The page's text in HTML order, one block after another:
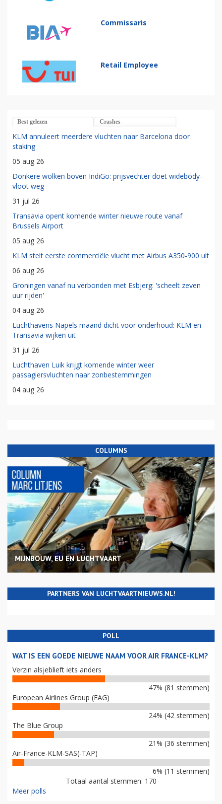
Commissaris
Retail Employee
Best gelezen Crashes
KLM annuleert meerdere vluchten naar Barcelona door
staking
05 aug 26
Donkere wolken boven IndiGo: prijsvechter doet widebody-
vloot weg
31 jul 26
Transavia opent komende winter nieuwe route vanaf
Brussels Airport
05 aug 26
KLM stelt eerste commerciële vlucht met Airbus A350-900 uit
06 aug 26
Groningen vanaf nu verbonden met Esbjerg: 'scheelt zeven
uur rijden'
04 aug 26
Luchthavens Napels maand dicht voor onderhoud: KLM en
Transavia wijken uit
31 jul 26
Luchthaven Luik krijgt komende winter weer
passagiersvluchten naar zonbestemmingen
04 aug 26
COLUMNS
MIJNBOUW, EU EN LUCHTVAART
PARTNERS VAN LUCHTVAARTNIEUWS.NL!
POLL
WAT IS EEN GOEDE NIEUWE NAAM VOOR AIR FRANCE-KLM?
Verzin alsjeblieft iets anders
47% (81 stemmen)
European Airlines Group (EAG)
24% (42 stemmen)
The Blue Group
21% (36 stemmen)
Air-France-KLM-SAS(-TAP)
6% (11 stemmen)
Totaal aantal stemmen: 170
Meer polls